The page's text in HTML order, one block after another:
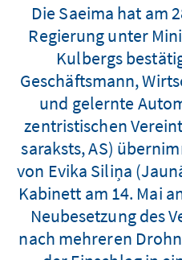
Die Saeima hat am
Regierung unter
Kulbergs
Geschäftsmann,
und gelernte
zentristischen
saraksts, AS)
von Evika Siliņa
Kabinett am 14. Mai
Neubesetzung des
nach mehreren